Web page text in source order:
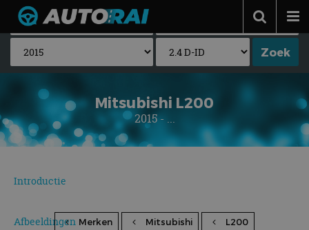
Autonieuws
Podcast
Autotests
Automerken
Adverteren
Contact
Mitsubishi L200
2015 - ...
Introductie
Afbeeldingen Merken Mitsubishi
L200